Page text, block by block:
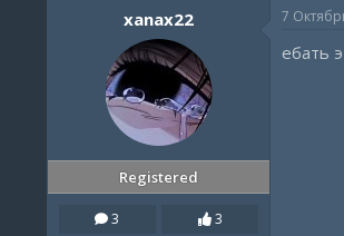
xanax22
Registered
3 3
7
ебать